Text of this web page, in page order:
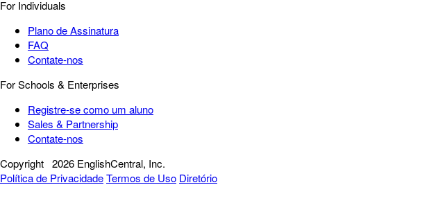
For Individuals
Plano de Assinatura
FAQ
Contate-nos
For Schools & Enterprises
Registre-se como um aluno
Sales & Partnership
Contate-nos
Copyright 2026 EnglishCentral, Inc.
Política de PrivacidadeTermos de Uso Diretório